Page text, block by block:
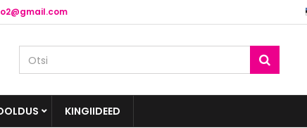
KINGIIDEED